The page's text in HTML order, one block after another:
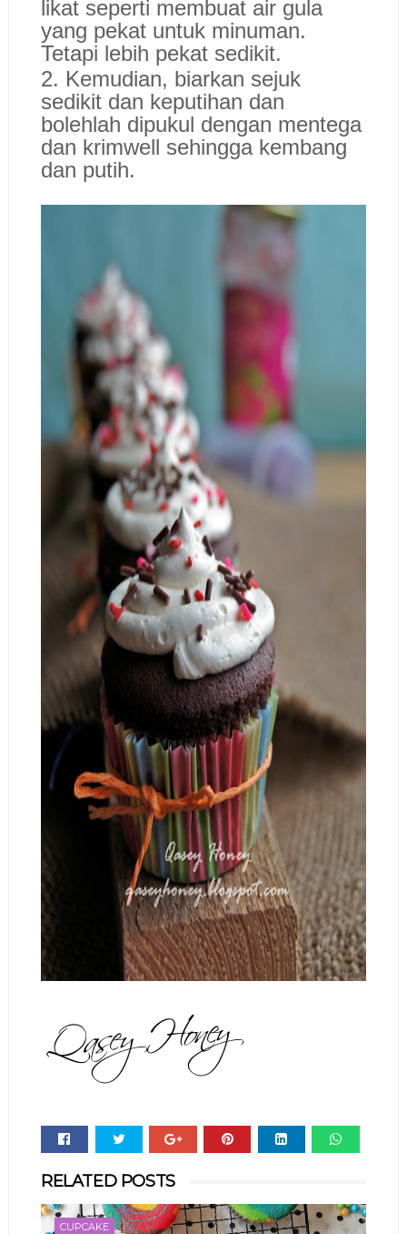
likat seperti membuat air gula
yang pekat untuk minuman.
Tetapi lebih pekat sedikit.
2. Kemudian, biarkan sejuk
sedikit dan keputihan dan
bolehlah dipukul dengan mentega
dan krimwell sehingga kembang
dan putih.
RELATED POSTS
CUPCAKE